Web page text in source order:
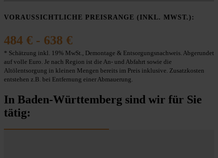
VORAUSSICHTLICHE PREISRANGE (INKL. MWST.):
484 € - 638 €
* Schätzung inkl. 19% MwSt., Demontage & Entsorgungsnachweis. Abgerundet
auf volle Euro. Je nach Region ist die An- und Abfahrt sowie die
Altölentsorgung in kleinen Mengen bereits im Preis inklusive. Zusatzkosten
entstehen z.B. bei Entfernung einer Abmauerung.
In Baden-Württemberg sind wir für Sie
tätig: